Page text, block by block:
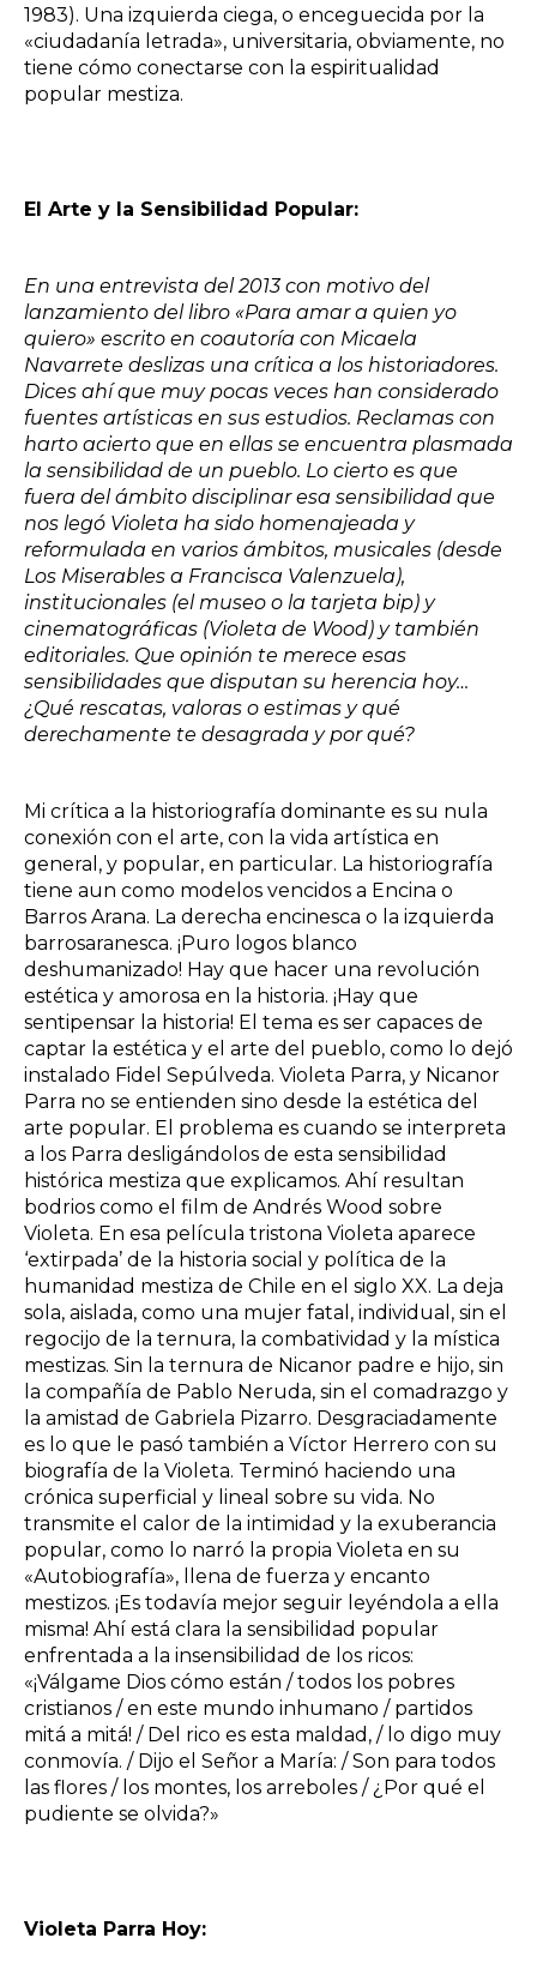
1983). Una izquierda ciega, o enceguecida por la
«ciudadanía letrada», universitaria, obviamente, no
tiene cómo conectarse con la espiritualidad
popular mestiza.
El Arte y la Sensibilidad Popular:
En una entrevista del 2013 con motivo del
lanzamiento del libro «Para amar a quien yo
quiero» escrito en coautoría con Micaela
Navarrete deslizas una crítica a los historiadores.
Dices ahí que muy pocas veces han considerado
fuentes artísticas en sus estudios. Reclamas con
harto acierto que en ellas se encuentra plasmada
la sensibilidad de un pueblo. Lo cierto es que
fuera del ámbito disciplinar esa sensibilidad que
nos legó Violeta ha sido homenajeada y
reformulada en varios ámbitos, musicales (desde
Los Miserables a Francisca Valenzuela),
institucionales (el museo o la tarjeta bip) y
cinematográficas (Violeta de Wood) y también
editoriales. Que opinión te merece esas
sensibilidades que disputan su herencia hoy…
¿Qué rescatas, valoras o estimas y qué
derechamente te desagrada y por qué?
Mi crítica a la historiografía dominante es su nula
conexión con el arte, con la vida artística en
general, y popular, en particular. La historiografía
tiene aun como modelos vencidos a Encina o
Barros Arana. La derecha encinesca o la izquierda
barrosaranesca. ¡Puro logos blanco
deshumanizado! Hay que hacer una revolución
estética y amorosa en la historia. ¡Hay que
sentipensar la historia! El tema es ser capaces de
captar la estética y el arte del pueblo, como lo dejó
instalado Fidel Sepúlveda. Violeta Parra, y Nicanor
Parra no se entienden sino desde la estética del
arte popular. El problema es cuando se interpreta
a los Parra desligándolos de esta sensibilidad
histórica mestiza que explicamos. Ahí resultan
bodrios como el film de Andrés Wood sobre
Violeta. En esa película tristona Violeta aparece
‘extirpada’ de la historia social y política de la
humanidad mestiza de Chile en el siglo XX. La deja
sola, aislada, como una mujer fatal, individual, sin el
regocijo de la ternura, la combatividad y la mística
mestizas. Sin la ternura de Nicanor padre e hijo, sin
la compañía de Pablo Neruda, sin el comadrazgo y
la amistad de Gabriela Pizarro. Desgraciadamente
es lo que le pasó también a Víctor Herrero con su
biografía de la Violeta. Terminó haciendo una
crónica superficial y lineal sobre su vida. No
transmite el calor de la intimidad y la exuberancia
popular, como lo narró la propia Violeta en su
«Autobiografía», llena de fuerza y encanto
mestizos. ¡Es todavía mejor seguir leyéndola a ella
misma! Ahí está clara la sensibilidad popular
enfrentada a la insensibilidad de los ricos:
«¡Válgame Dios cómo están / todos los pobres
cristianos / en este mundo inhumano / partidos
mitá a mitá! / Del rico es esta maldad, / lo digo muy
conmovía. / Dijo el Señor a María: / Son para todos
las flores / los montes, los arreboles / ¿Por qué el
pudiente se olvida?»
Violeta Parra Hoy: